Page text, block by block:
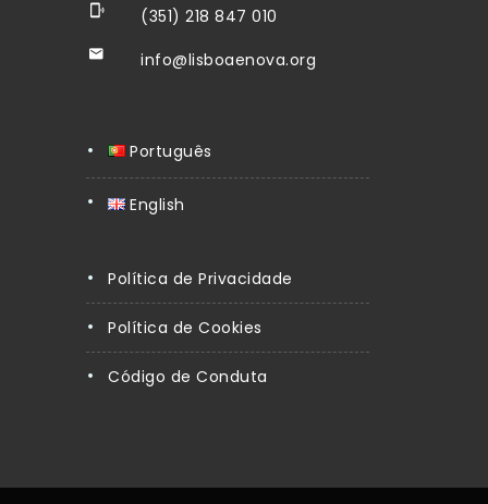
(351) 218 847 010
info@lisboaenova.org
Português
English
Política de Privacidade
Política de Cookies
Código de Conduta